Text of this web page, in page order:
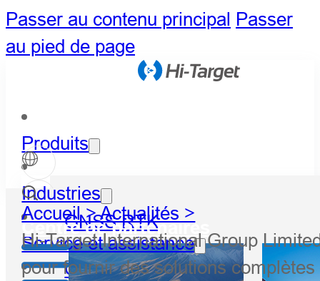
Passer au contenu principal Passer
au pied de page
Produits
GNSS RTK
Optique
Industries
Service et assistance
Centre de partenaires
Accueil >Actualités >
Hi-Target International Group
pour fournir des solutions